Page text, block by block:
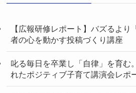
【広報研修レポート】バズるより
者の心を動かす投稿づくり講座
叱る毎日を卒業し「自律」を育む
れたポジティブ子育て講演会レポ